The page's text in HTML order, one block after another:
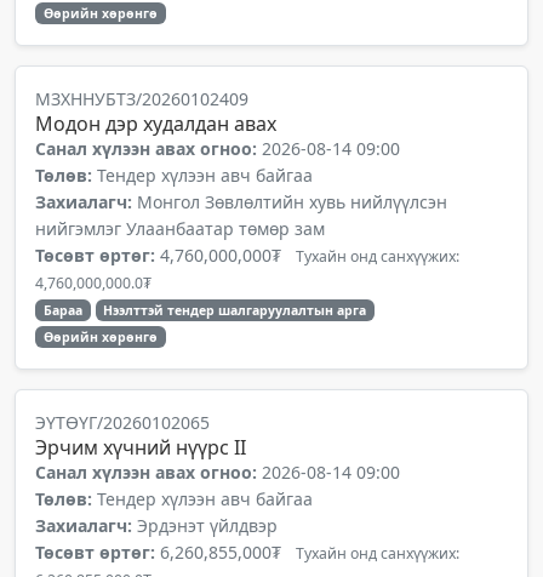
Өөрийн хөрөнгө
МЗХННУБТЗ/20260102409
Модон дэр худалдан авах
Санал хүлээн авах огноо: 2026-08-14 09:00
Төлөв: Тендер хүлээн авч байгаа
Захиалагч: Монгол Зөвлөлтийн хувь нийлүүлсэн
нийгэмлэг Улаанбаатар төмөр зам
Төсөвт өртөг: 4,760,000,000₮ Тухайн онд санхүүжих:
4,760,000,000.0₮
Бараа
Нээлттэй тендер шалгаруулалтын арга
Өөрийн хөрөнгө
ЭҮТӨҮГ/20260102065
Эрчим хүчний нүүрс II
Санал хүлээн авах огноо: 2026-08-14 09:00
Төлөв: Тендер хүлээн авч байгаа
Захиалагч: Эрдэнэт үйлдвэр
Төсөвт өртөг: 6,260,855,000₮ Тухайн онд санхүүжих: